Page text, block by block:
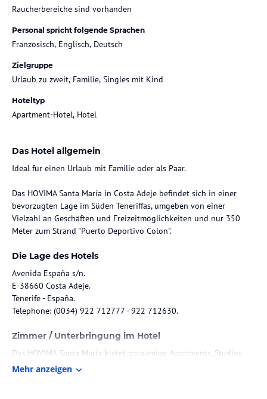
Raucherbereiche sind vorhanden
Personal spricht folgende Sprachen
Französisch, Englisch, Deutsch
Zielgruppe
Urlaub zu zweit, Familie, Singles mit Kind
Hoteltyp
Apartment-Hotel, Hotel
Das Hotel allgemein
Ideal für einen Urlaub mit Familie oder als Paar.
Das HOVIMA Santa María in Costa Adeje befindet sich in einer
bevorzugten Lage im Süden Teneriffas, umgeben von einer
Vielzahl an Geschäften und Freizeitmöglichkeiten und nur 350
Die Lage des Hotels
Avenida España s/n.
E-38660 Costa Adeje.
Tenerife - España.
Telephone: (0034) 922 712777 - 922 712630.
Zimmer / Unterbringung im Hotel
Das HOVIMA Santa María bietet geräumige Apartments, Studios
und Suiten.
Mehr anzeigen